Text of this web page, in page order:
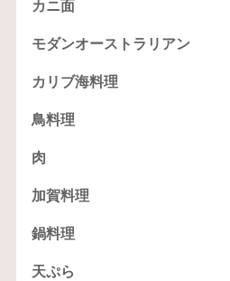
カニ面
モダンオーストラリアン
カリブ海料理
鳥料理
肉
加賀料理
鍋料理
天ぷら